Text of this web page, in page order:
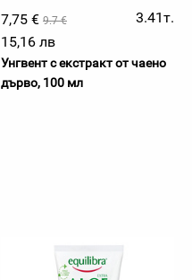
7,75 € 9.7 €
3.41т.
15,16 лв
Унгвент с екстракт от чаено
дърво, 100 мл